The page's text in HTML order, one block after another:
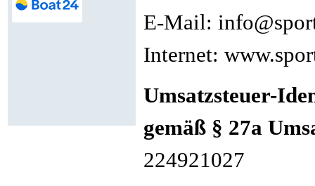
E-Mail:
Internet:
Umsatzsteuer-
gemäß § 27a
224921027